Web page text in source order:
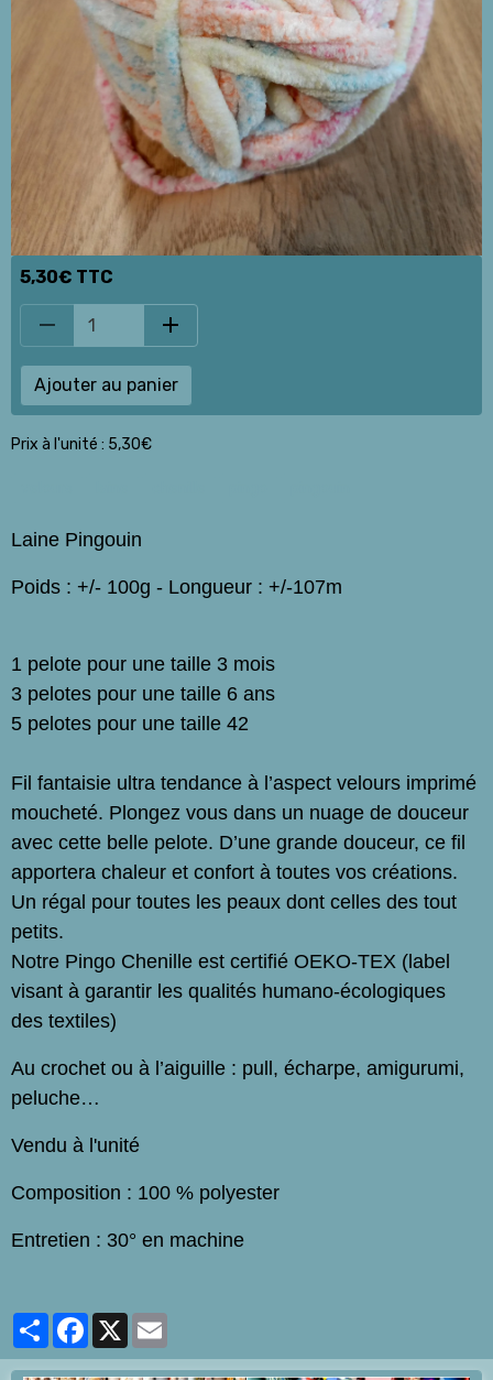
5,30€ TTC
Ajouter au panier
Prix à l'unité : 5,30€
Laine Pingouin
Poids : +/- 100g - Longueur : +/-107m
1 pelote pour une taille 3 mois
3 pelotes pour une taille 6 ans
5 pelotes pour une taille 42
Fil fantaisie ultra tendance à l’aspect velours imprimé
moucheté. Plongez vous dans un nuage de douceur
avec cette belle pelote. D’une grande douceur, ce fil
apportera chaleur et confort à toutes vos créations.
Un régal pour toutes les peaux dont celles des tout
petits.
Notre Pingo Chenille est certifié OEKO-TEX (label
visant à garantir les qualités humano-écologiques
des textiles)
Au crochet ou à l’aiguille : pull, écharpe, amigurumi,
peluche…
Vendu à l'unité
Composition : 100 % polyester
Entretien : 30° en machine
PartagerFacebook